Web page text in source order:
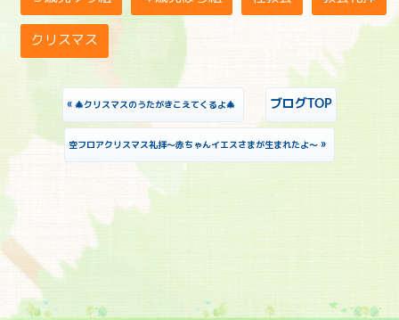
クリスマス
« 🎄クリスマスのうたがきこえてくるよ🎄 ブログTOP
空フロアクリスマス礼拝～赤ちゃんイエスさまが生まれたよ～ »